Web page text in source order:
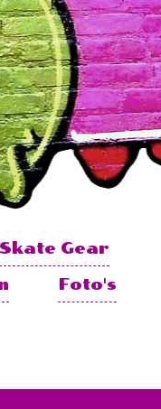
Skate Gear
Foto's